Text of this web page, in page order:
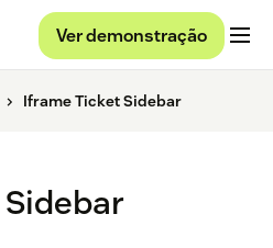
Ver demonstração
Iframe Ticket Sidebar